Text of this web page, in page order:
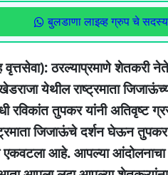
बुलडाणा लाइव्ह ग्रुप चे
ठरल्याप्रमाणे शेतकरी
येथील राष्ट्रमाता
तुपकर यांनी अतिवृष्ट
जिजाऊंचे दर्शन घेऊन
आहे. आपल्या आंदोलनाचा